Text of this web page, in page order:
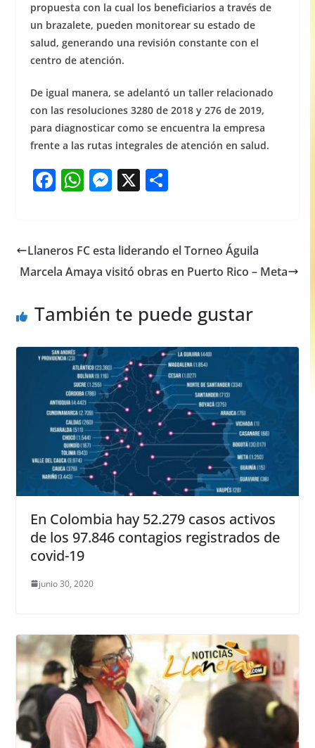
propuesta con la cual los beneficiarios a través de
un brazalete, pueden monitorear su estado de
salud, generando una revisión constante con el
centro de atención.
De igual manera, se adelantó un taller relacionado
con las resoluciones 3280 de 2018 y 276 de 2019,
para diagnosticar como se encuentra la empresa
frente a las rutas integrales de atención en salud.
F
e
b
o
W
s
A
p
M
e
n
er
X S
e
Llaneros FC esta liderando el Torneo Águila
Marcela Amaya visitó obras en Puerto Rico – Meta
También te puede gustar
En Colombia hay 52.279 casos activos
de los 97.846 contagios registrados de
covid-19
junio 30, 2020